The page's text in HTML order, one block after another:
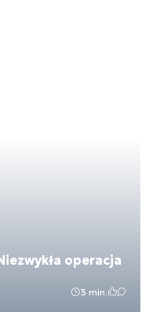
operacja
3 min.